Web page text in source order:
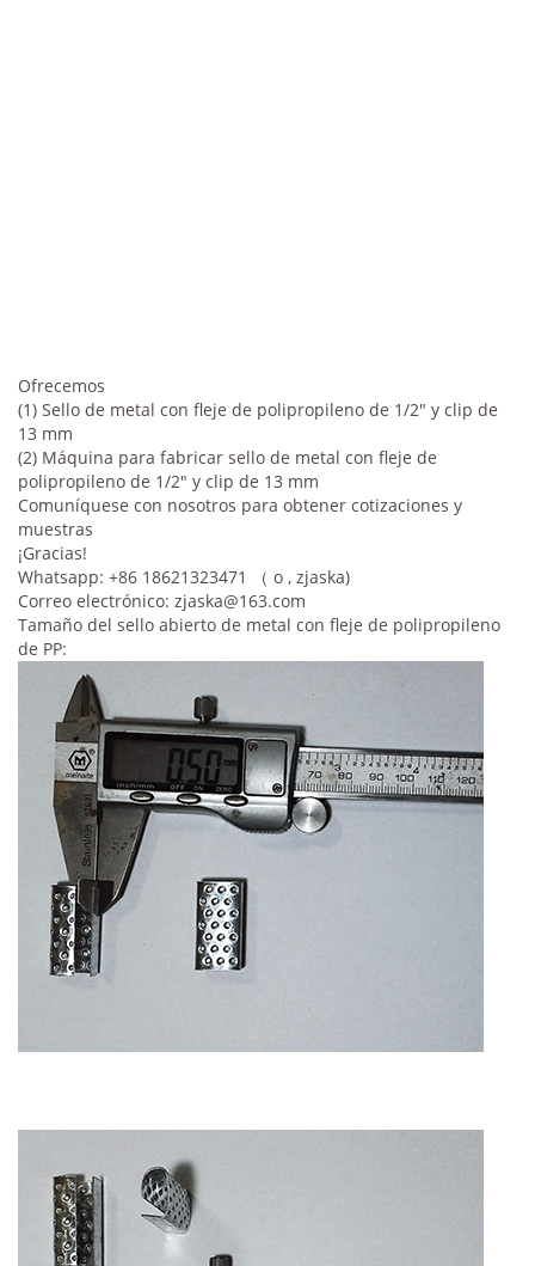
Ofrecemos
(1) Sello de metal con fleje de polipropileno de 1/2" y clip de
13 mm
(2) Máquina para fabricar sello de metal con fleje de
polipropileno de 1/2" y clip de 13 mm
Comuníquese con nosotros para obtener cotizaciones y
muestras
¡Gracias!
Whatsapp: +86 18621323471 （ o , zjaska)
Correo electrónico: zjaska@163.com
Tamaño del sello abierto de metal con fleje de polipropileno
de PP: